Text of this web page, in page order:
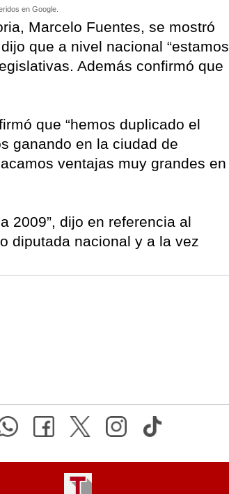
en Google.
Marcelo Fuentes, se mostró
que a nivel nacional “estamos
Además confirmó que
que “hemos duplicado el
ganando en la ciudad de
ventajas muy grandes en
2009”, dijo en referencia al
diputada nacional y a la vez